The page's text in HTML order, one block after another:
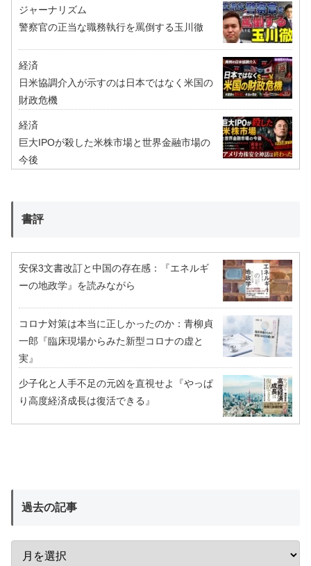
ジャーナリズム
警察官の正当な職務執行を罵倒する玉川徹
経済
日米協調介入が示すのは日本ではなく米国の
財政危機
経済
巨大IPOが殺した米株市場と世界金融市場の
今後
書評
安保3文書改訂と中国の存在感：『エネルギ
ーの地政学』を読みながら
コロナ対策は本当に正しかったのか：青柳貞
一郎『臨床現場からみた新型コロナの虚と
実』
少子化と人手不足の元凶を直視せよ『やっぱ
り高度経済成長は復活できる』
過去の記事